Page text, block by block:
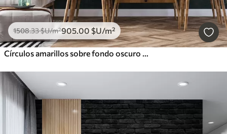
1508.33$U/m²905.00 $U/m²
Círculos amarillos sobre fondo oscuro envejecido